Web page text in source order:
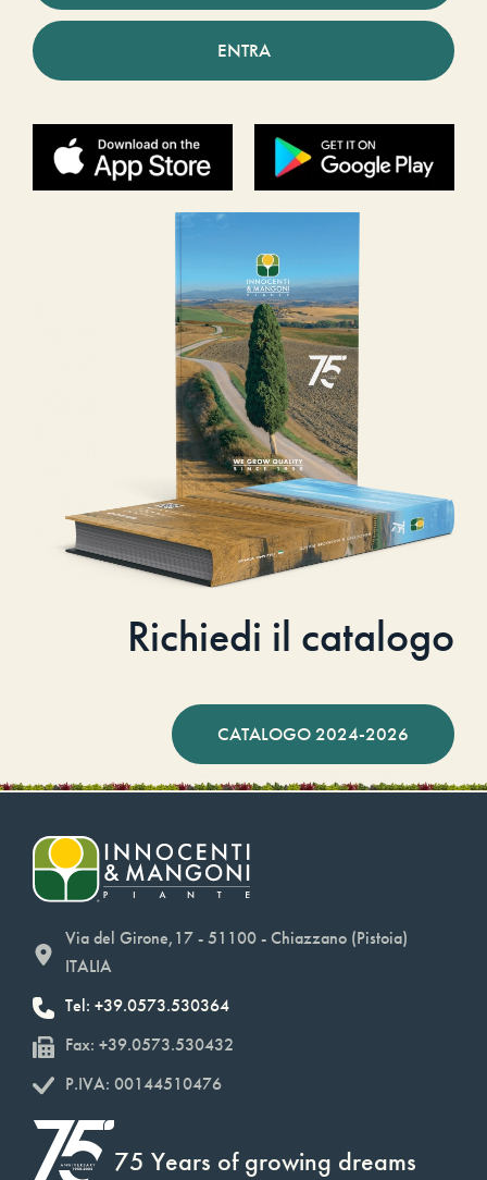
ENTRA
Richiedi il catalogo
CATALOGO 2024-2026
Via del Girone,17 - 51100 - Chiazzano (Pistoia)
ITALIA
Tel: +39.0573.530364
Fax: +39.0573.530432
P.IVA: 00144510476
75 Years of growing dreams